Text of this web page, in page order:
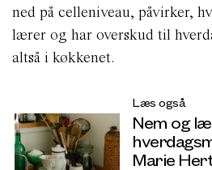
ned på celleniveau, påvirker,
lærer og har overskud til
altså i køkkenet.
Læs også
Nem og
Marie